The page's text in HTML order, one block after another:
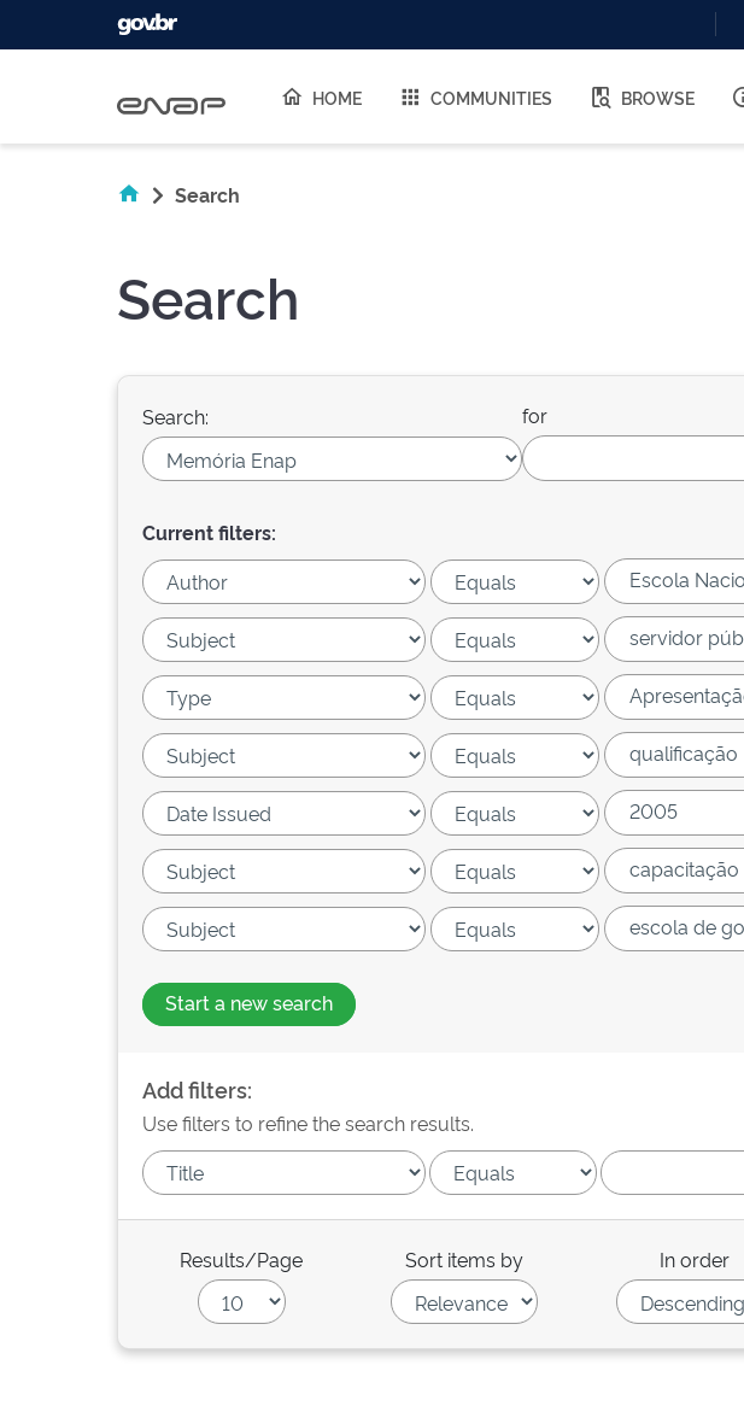
HOME COMMUNITIES BROWSE
Search
Search
Search: for
Current filters:
Start a new search
Add filters:
Use filters to refine the search results.
Results/Page Sort items by In order